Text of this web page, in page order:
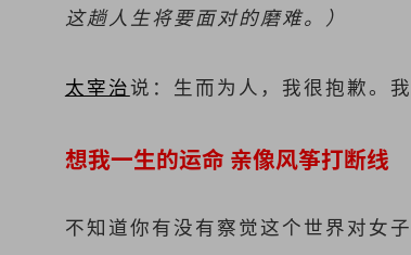
这趟人生将要面对的磨难。）
太宰治说：生而为人，我很抱歉。
想我一生的运命 亲像风筝打断线
不知道你有没有察觉这个世界对女